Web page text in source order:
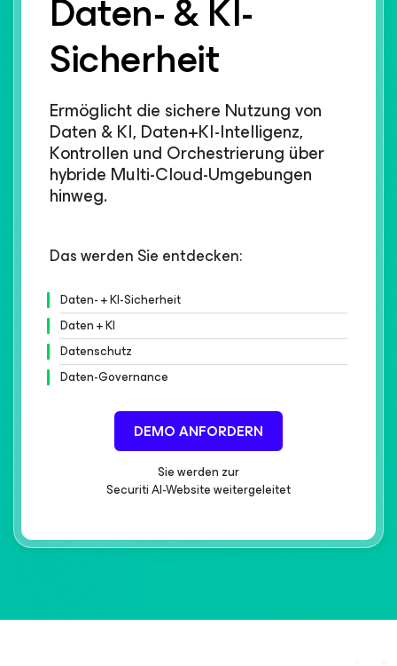
Sicherheit​
Ermöglicht die sichere Nutzung von
Daten & KI, Daten+KI-Intelligenz,
Kontrollen und Orchestrierung über
hybride Multi-Cloud-Umgebungen
hinweg.​
Das werden Sie entdecken:
Daten- + KI-Sicherheit
Daten + KI
Datenschutz
Daten-Governance
DEMO ANFORDERN
Sie werden zur
Securiti AI-Website weitergeleitet